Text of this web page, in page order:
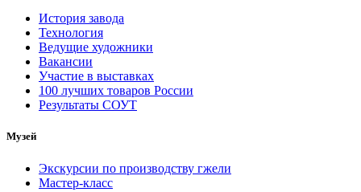
История завода
Технология
Ведущие художники
Вакансии
Участие в выставках
100 лучших товаров России
Результаты СОУТ
Музей
Экскурсии по производству гжели
Мастер-класс